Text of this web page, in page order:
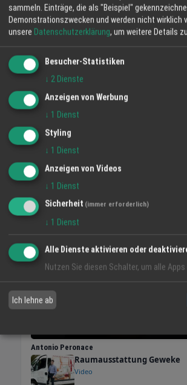
unterstützen die Pflege der
Flächen. Auf dem
Landwirtschaft, die nah,
Familie vom Hofladen
37° / 21° 35° / 22°
VIDEO-TIPP
Antonio Peronace
Raumausstattung Geweke
Video
sammeln. Einträge, die als "Beispiel"
Demonstrationszwecken und werden nicht wirklich
unsere Datenschutzerklärung, um weitere Details
Besucher-Statistiken
↓ 2 Dienste
Anzeigen von Werbung
↓ 1 Dienst
Styling
↓ 1 Dienst
Anzeigen von Videos
↓ 1 Dienst
Sicherheit (immer erforderlich)
↓ 1 Dienst
Alle Dienste aktivieren oder
Nutzen Sie diesen Schalter, um alle
Ich lehne ab